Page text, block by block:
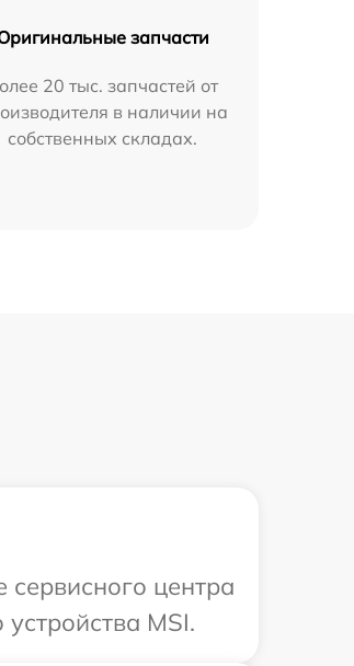
запчасти
20 тыс. запчастей от
в наличии на
собственных складах.
центра
MSI.